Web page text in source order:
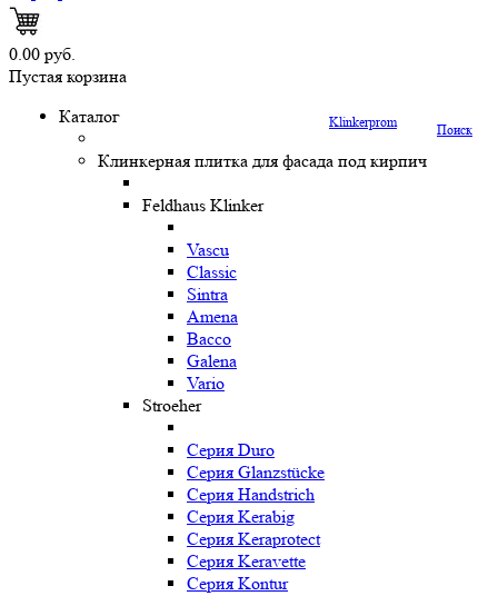
0.00 руб.
Пустая корзина
Поиск
Klinkerprom
Каталог
Клинкерная плитка для фасада под кирпич
Feldhaus Klinker
Vascu
Classic
Sintra
Amena
Bacco
Galena
Vario
Stroeher
Серия Duro
Серия Glanzstücke
Серия Handstrich
Серия Kerabig
Серия Keraprotect
Серия Keravette
Серия Kontur